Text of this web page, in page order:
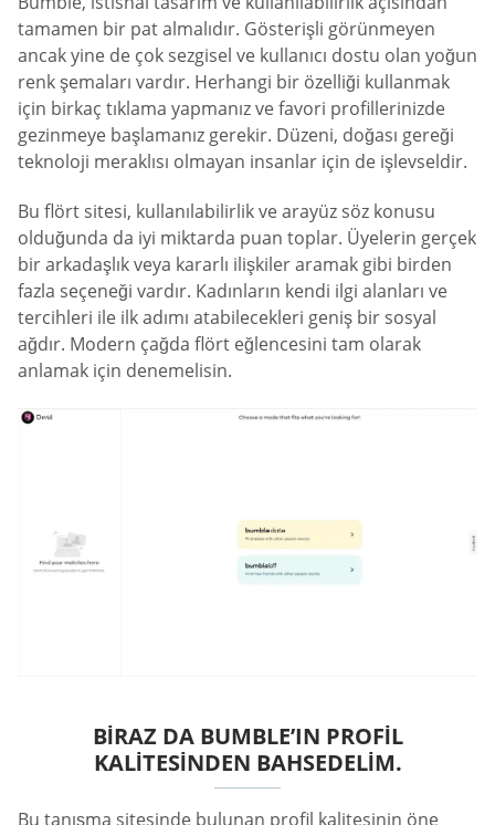
tamamen bir pat almalıdır. Gösterişli görünmeyen
ancak yine de çok sezgisel ve kullanıcı dostu olan yoğun
renk şemaları vardır. Herhangi bir özelliği kullanmak
için birkaç tıklama yapmanız ve favori profillerinizde
gezinmeye başlamanız gerekir. Düzeni, doğası gereği
teknoloji meraklısı olmayan insanlar için de işlevseldir.
Bu flört sitesi, kullanılabilirlik ve arayüz söz konusu
olduğunda da iyi miktarda puan toplar. Üyelerin gerçek
bir arkadaşlık veya kararlı ilişkiler aramak gibi birden
fazla seçeneği vardır. Kadınların kendi ilgi alanları ve
tercihleri ile ilk adımı atabilecekleri geniş bir sosyal
ağdır. Modern çağda flört eğlencesini tam olarak
anlamak için denemelisin.
BIRAZ DA BUMBLE’IN PROFIL
KALITESINDEN BAHSEDELIM.
Bu tanışma sitesinde bulunan profil kalitesinin öne